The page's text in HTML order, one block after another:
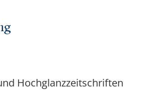
Hochglanzzeitschriften